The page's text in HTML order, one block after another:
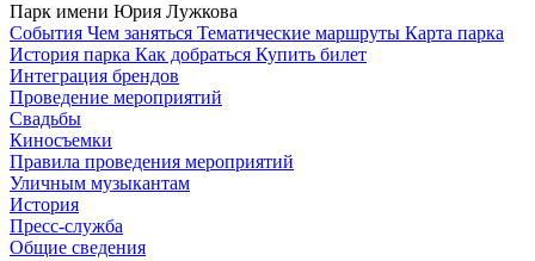
Парк имени Юрия Лужкова
Cобытия Чем заняться Тематические маршруты Карта парка
История парка Как добраться Купить билет
Интеграция брендов
Проведение мероприятий
Свадьбы
Киносъемки
Правила проведения мероприятий
Уличным музыкантам
История
Пресс-служба
Общие сведения